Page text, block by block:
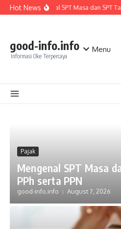
Skip to content
Hot NewsMengenal SPT Masa dan SPT
good-info.info
Informasi Oke Terpercaya
Menu
Pajak
Mengenal SPT Masa
PPh serta PPN
good-info.info August 7, 2026